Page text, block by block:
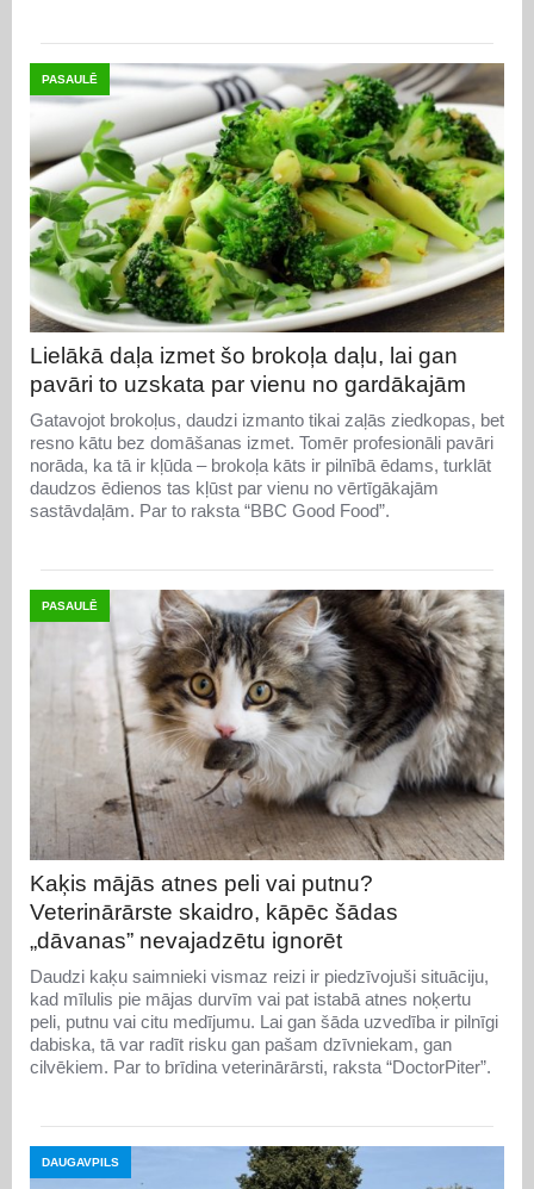
PASAULĒ
Lielākā daļa izmet šo brokoļa daļu, lai gan
pavāri to uzskata par vienu no gardākajām
Gatavojot brokoļus, daudzi izmanto tikai zaļās ziedkopas, bet
resno kātu bez domāšanas izmet. Tomēr profesionāli pavāri
norāda, ka tā ir kļūda – brokoļa kāts ir pilnībā ēdams, turklāt
daudzos ēdienos tas kļūst par vienu no vērtīgākajām
sastāvdaļām. Par to raksta “BBC Good Food”.
PASAULĒ
Kaķis mājās atnes peli vai putnu?
Veterinārārste skaidro, kāpēc šādas
„dāvanas” nevajadzētu ignorēt
Daudzi kaķu saimnieki vismaz reizi ir piedzīvojuši situāciju,
kad mīlulis pie mājas durvīm vai pat istabā atnes noķertu
peli, putnu vai citu medījumu. Lai gan šāda uzvedība ir pilnīgi
dabiska, tā var radīt risku gan pašam dzīvniekam, gan
cilvēkiem. Par to brīdina veterinārārsti, raksta “DoctorPiter”.
DAUGAVPILS